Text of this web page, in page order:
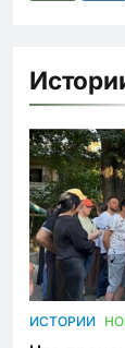
ИСТОРИИ